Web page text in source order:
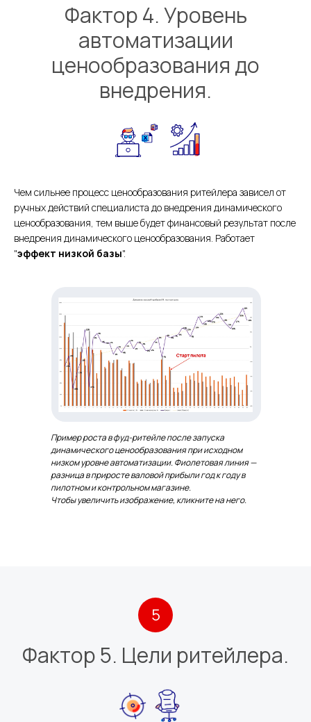
Фактор 4. Уровень
автоматизации
ценообразования до
внедрения.
Чем сильнее процесс ценообразования ритейлера зависел от
ручных действий специалиста до внедрения динамического
ценообразования, тем выше будет финансовый результат после
внедрения динамического ценообразования. Работает
"эффект низкой базы".
Пример роста в фуд-ритейле после запуска
динамического ценообразования при исходном
низком уровне автоматизации. Фиолетовая линия —
разница в приросте валовой прибыли год к году в
пилотном и контрольном магазине.
Чтобы увеличитьизображение, кликните на него.
5
Фактор 5. Цели ритейлера.